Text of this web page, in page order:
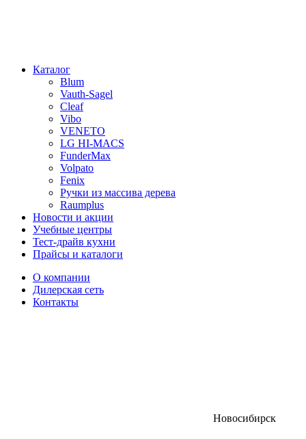
Каталог
Blum
Vauth-Sagel
Cleaf
Vibo
VENETO
LG HI-MACS
FunderMax
Volpato
Fenix
Ручки из массива дерева
Raumplus
Новости и акции
Учебные центры
Тест-драйв кухни
Прайсы и каталоги
О компании
Дилерская сеть
Контакты
Новосибирск